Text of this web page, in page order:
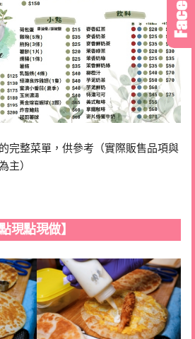
完整菜單，供參考（實際販售品項與
主）
現點現做】